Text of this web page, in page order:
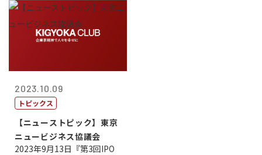
2023.10.09
トピックス
【ニューストピック】東京
ニュービジネス協議会
2023年9月13日『第3回IPO